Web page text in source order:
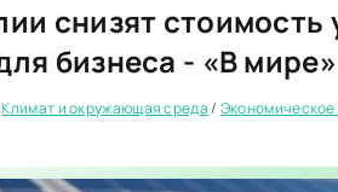
снизят
бизнеса - «В мире»
Климат и окружающая среда/ Экономическое